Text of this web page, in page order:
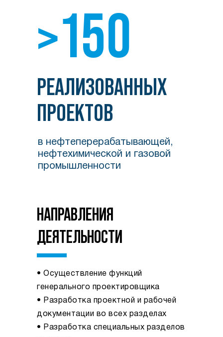
>150
РЕАЛИЗОВАННЫХ
ПРОЕКТОВ
в нефтеперерабатывающей,
нефтехимической и газовой
промышленности
НАПРАВЛЕНИЯ
ДЕЯТЕЛЬНОСТИ
• Осуществление функций
генерального проектировщика
• Разработка проектной и рабочей
документации во всех разделах
• Разработка специальных разделов